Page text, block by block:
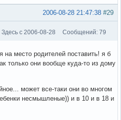
#29
2006-08-28 21:47:38
Здесь с 2006-08-28 Сообщений: 79
на место родителей поставить! я б
только они вообще куда-то из дому
может все-таки они во многом
несмышленые)) и в 10 и в 18 и